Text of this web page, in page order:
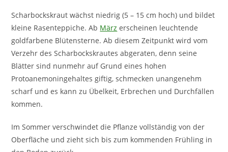
Scharbockskraut wächst niedrig (5 – 15 cm hoch) und bildet
kleine Rasenteppiche. Ab März erscheinen leuchtende
goldfarbene Blütensterne. Ab diesem Zeitpunkt wird vom
Verzehr des Scharbockskrautes abgeraten, denn seine
Blätter sind nunmehr auf Grund eines hohen
Protoanemoningehaltes giftig, schmecken unangenehm
scharf und es kann zu Übelkeit, Erbrechen und Durchfällen
kommen.
Im Sommer verschwindet die Pflanze vollständig von der
Oberfläche und zieht sich bis zum kommenden Frühling in